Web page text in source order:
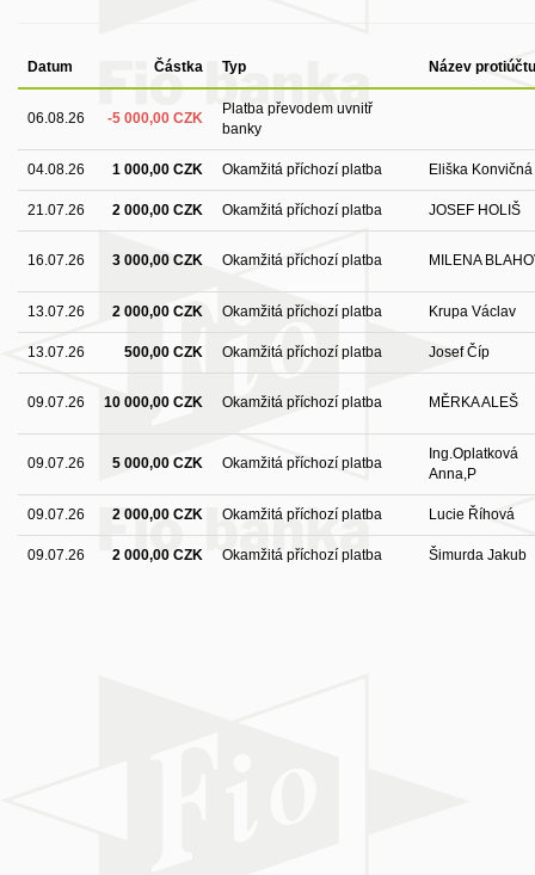
Datum Částka Typ Název protiúčtu
06.08.26 -5 000,00 CZK
Platba převodem uvnitř
banky
04.08.26 1 000,00 CZK Okamžitá příchozí platba Eliška Konvičná
21.07.26 2 000,00 CZK Okamžitá příchozí platba JOSEF HOLIŠ
16.07.26 3 000,00 CZK Okamžitá příchozí platba MILENA
13.07.26 2 000,00 CZK Okamžitá příchozí platba Krupa Václav
13.07.26 500,00 CZK Okamžitá příchozí platba Josef Číp
09.07.26 10 000,00 CZK Okamžitá příchozí platba MĚRKA ALEŠ
09.07.26 5 000,00 CZK Okamžitá příchozí platba
Ing.Oplatková
Anna,P
09.07.26 2 000,00 CZK Okamžitá příchozí platba Lucie Říhová
09.07.26 2 000,00 CZK Okamžitá příchozí platba Šimurda Jakub